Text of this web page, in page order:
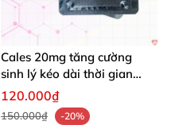
Cales 20mg tăng cường
sinh lý kéo dài thời gian
quan hệ chống xuất tinh
120.000₫
150.000₫
-20%